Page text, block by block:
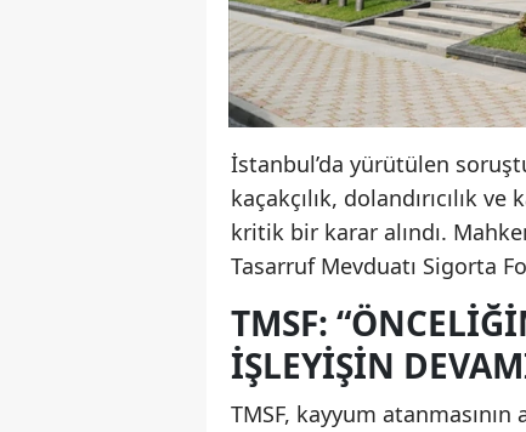
İstanbul’da yürütülen
kaçakçılık, dolandırıcılık
kritik bir karar alındı.
Tasarruf Mevduatı Sigorta
TMSF:
IŞLEYIŞIN
TMSF, kayyum atanmasının